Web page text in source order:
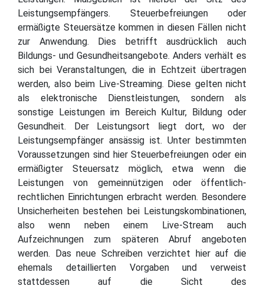
Leistungsempfängers. Steuerbefreiungen oder
ermäßigte Steuersätze kommen in diesen Fällen nicht
zur Anwendung. Dies betrifft ausdrücklich auch
Bildungs- und Gesundheitsangebote. Anders verhält es
sich bei Veranstaltungen, die in Echtzeit übertragen
werden, also beim Live-Streaming. Diese gelten nicht
als elektronische Dienstleistungen, sondern als
sonstige Leistungen im Bereich Kultur, Bildung oder
Gesundheit. Der Leistungsort liegt dort, wo der
Leistungsempfänger ansässig ist. Unter bestimmten
Voraussetzungen sind hier Steuerbefreiungen oder ein
ermäßigter Steuersatz möglich, etwa wenn die
Leistungen von gemeinnützigen oder öffentlich-
rechtlichen Einrichtungen erbracht werden. Besondere
Unsicherheiten bestehen bei Leistungskombinationen,
also wenn neben einem Live-Stream auch
Aufzeichnungen zum späteren Abruf angeboten
werden. Das neue Schreiben verzichtet hier auf die
ehemals detaillierten Vorgaben und verweist
stattdessen auf die Sicht des